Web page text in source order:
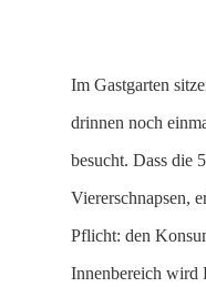
Im Gastgarten
drinnen noch
besucht. Dass die
Viererschnapsen,
Pflicht: den
Innenbereich wird